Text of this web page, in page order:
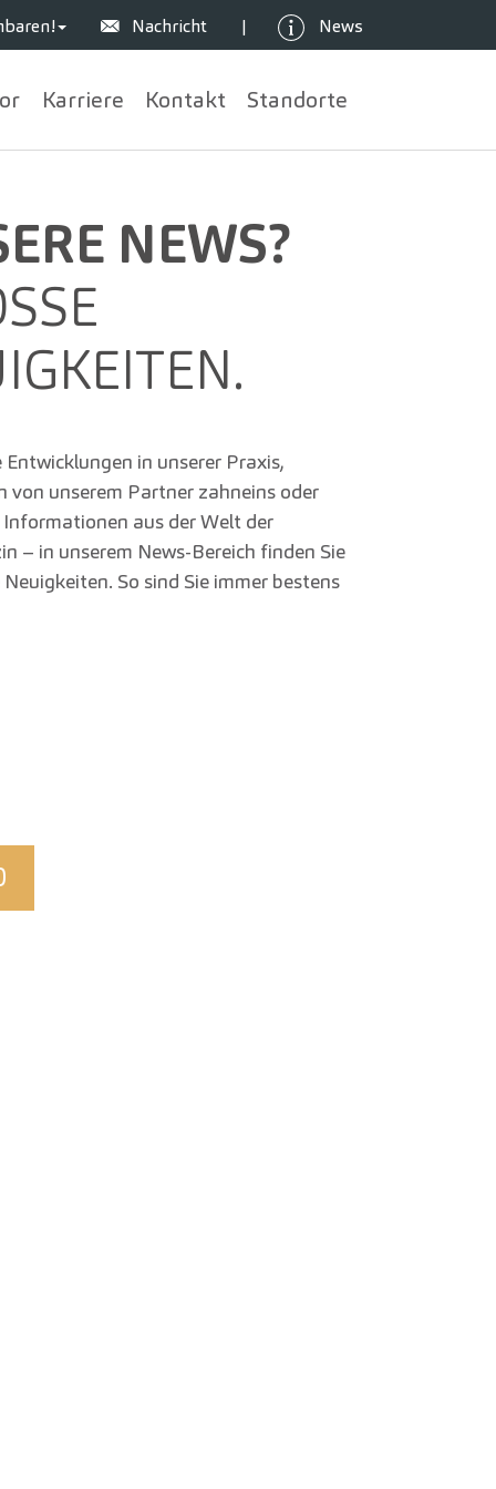
Nachricht | News
Karriere Kontakt Standorte
NEWS?
N
Entwicklungen in unserer Praxis,
von unserem Partner zahneins oder
aus der Welt der
– in unserem News-Bereich finden Sie
So sind Sie immer bestens